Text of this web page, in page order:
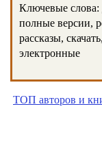
Ключевые
полные версии,
рассказы,
электронные
ТОП авторов и